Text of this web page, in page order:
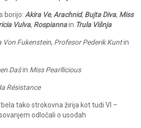
borijo: Akira Ve, Arachnid, Bujta Diva, Miss
Vulva, Rospiannain Trula Višnja
Von Fukenstein, Profesor Pederik Kuntin
Dašin Miss Pearllicious
Résistance
tako strokovna žirija kot tudi VI –
odločali o usodah